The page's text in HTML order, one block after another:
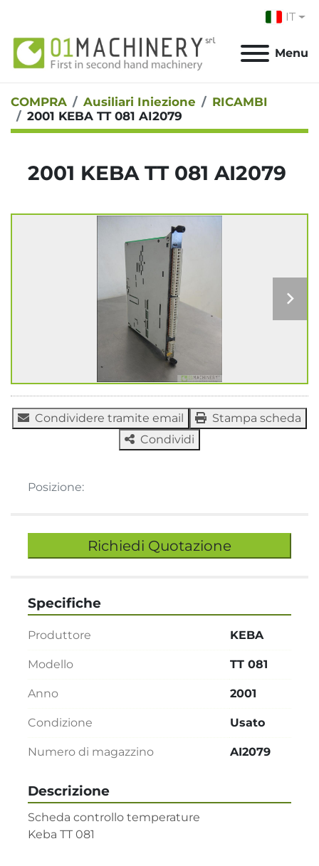
IT
Menu
COMPRA Ausiliari Iniezione
RICAMBI
2001 KEBA TT 081 AI2079
2001 KEBA TT 081 AI2079
Condividere tramite email
Stampa scheda
Condividi
Posizione:
Richiedi Quotazione
Descrizione
Scheda controllo temperature
Keba TT 081
Specifiche
Produttore KEBA
Modello TT 081
Anno 2001
Condizione Usato
Numero di magazzino AI2079